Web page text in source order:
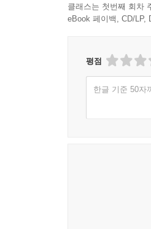
클래스는 첫번째 회차
eBook 페이백, CD/LP,
평점
한글 기준 50자